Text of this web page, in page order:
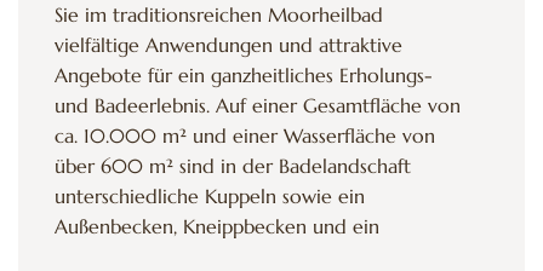
Sie im traditionsreichen Moorheilbad
vielfältige Anwendungen und attraktive
Angebote für ein ganzheitliches Erholungs-
und Badeerlebnis. Auf einer Gesamtfläche von
ca. 10.000 m² und einer Wasserfläche von
über 600 m² sind in der Badelandschaft
unterschiedliche Kuppeln sowie ein
Außenbecken, Kneippbecken und ein